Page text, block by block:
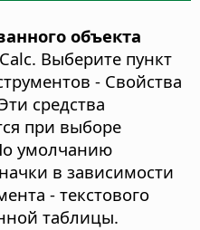
объекта
Выберите пункт
- Свойства
средства
при выборе
умолчанию
в зависимости
- текстового
таблицы.